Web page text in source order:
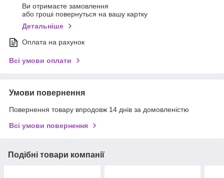
Ви отримаєте замовлення
або гроші повернуться на вашу картку
Детальніше
Оплата на рахунок
Всі умови оплати
Умови повернення
Повернення товару впродовж 14 днів за домовленістю
Всі умови повернення
Подібні товари компанії